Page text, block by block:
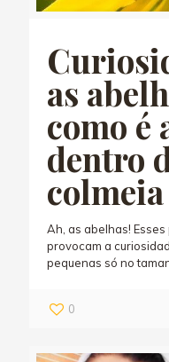
as
como é
dentro
colmeia
Ah, as abelhas!
provocam a
pequenas só no
0